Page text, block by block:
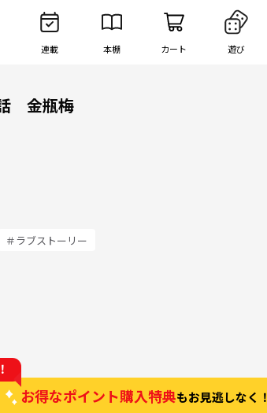
連載 本棚 カート 遊び
金瓶梅
＃ラブストーリー
お得なポイント購入特典もお見逃しなく！